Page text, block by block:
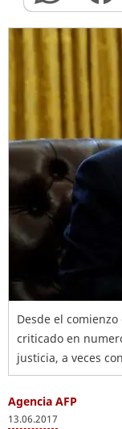
Desde el
criticado en
justicia, a veces
Agencia AFP
13.06.2017